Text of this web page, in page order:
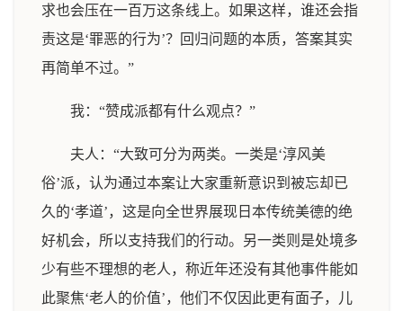
求也会压在一百万这条线上。如果这样，谁还会指
责这是‘罪恶的行为’？回归问题的本质，答案其实
再简单不过。”
我：“赞成派都有什么观点？”
夫人：“大致可分为两类。一类是‘淳风美
俗’派，认为通过本案让大家重新意识到被忘却已
久的‘孝道’，这是向全世界展现日本传统美德的绝
好机会，所以支持我们的行动。另一类则是处境多
少有些不理想的老人，称近年还没有其他事件能如
此聚焦‘老人的价值’，他们不仅因此更有面子，儿